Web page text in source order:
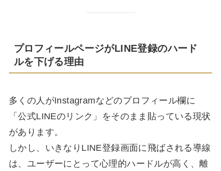
プロフィールページがLINE登録のハード
ルを下げる理由
多くの人がInstagramなどのプロフィール欄に
「公式LINEのリンク」をそのまま貼っている現状
があります。
しかし、いきなりLINE登録画面に飛ばされる導線
は、ユーザーにとって心理的ハードルが高く、離